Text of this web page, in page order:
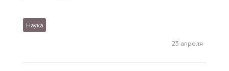
Наука
23 апреля